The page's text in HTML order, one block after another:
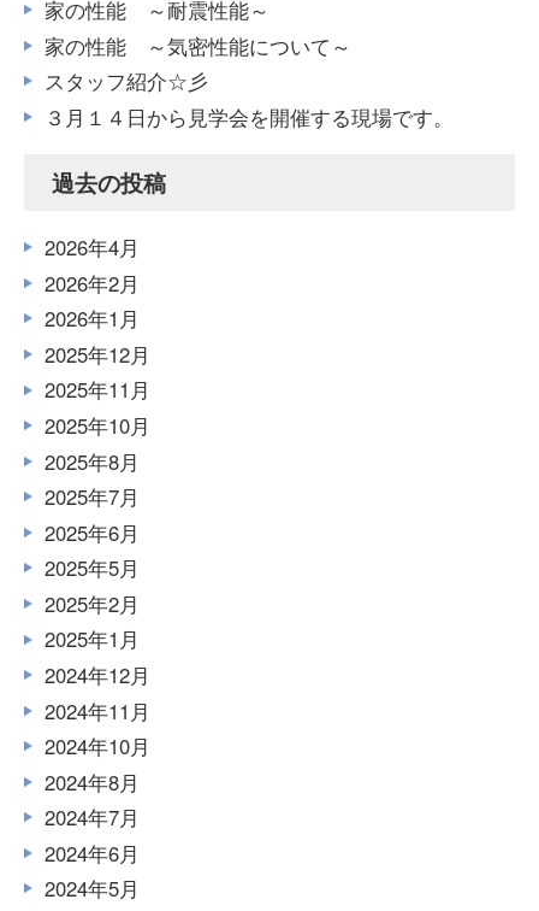
家の性能 ～耐震性能～
家の性能 ～気密性能について～
スタッフ紹介☆彡
３月１４日から見学会を開催する現場です。
過去の投稿
2026年4月
2026年2月
2026年1月
2025年12月
2025年11月
2025年10月
2025年8月
2025年7月
2025年6月
2025年5月
2025年2月
2025年1月
2024年12月
2024年11月
2024年10月
2024年8月
2024年7月
2024年6月
2024年5月